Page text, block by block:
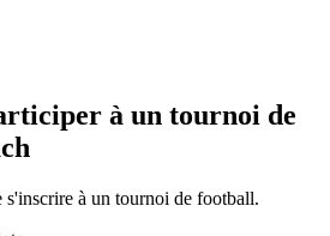
à un tournoi de
s'inscrire à un tournoi de football.